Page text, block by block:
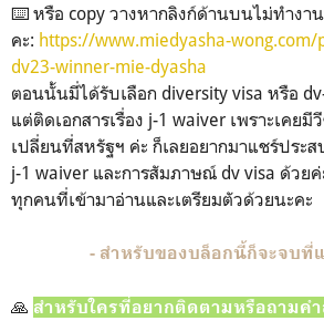
⌨️ หรือ copy วางหากลิงก์ด้านบนไม่ทำงา
คะ: https://www.miedyasha-
dv23-winner-mie-dyasha
ตอนนั้นมี่ได้รับเลือก diversity visa หรือ
แต่ติดเอกสารเรื่อง j-1 waiver เพราะเคย
เปลี่ยนที่สหรัฐฯ ค่ะ ก็เลยอยากมาแชร์ประ
j-1 waiver และการสัมภาษณ์ dv visa ด้วย
ทุกคนที่เข้ามาอ่านและเตรียมตัวด้วยนะคะ
- สำหรับของบล็อกนี้ก็จะจบที่
🙏 สำหรับใครที่อยากติดตามหรือถามคำ